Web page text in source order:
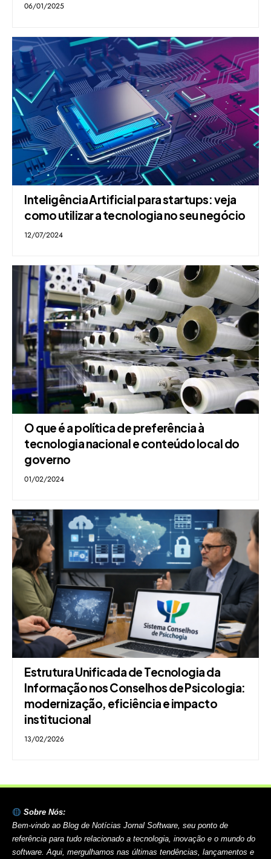
06/01/2025
Inteligência Artificial para startups: veja
como utilizar a tecnologia no seu negócio
12/07/2024
O que é a política de preferência à
tecnologia nacional e conteúdo local do
governo
01/02/2024
Estrutura Unificada de Tecnologia da
Informação nos Conselhos de Psicologia:
modernização, eficiência e impacto
institucional
13/02/2026
Sobre Nós:
Bem-vindo ao Blog de Notícias Jornal Software, seu ponto de
referência para tudo relacionado a tecnologia, inovação e o mundo do
software. Aqui, mergulhamos nas últimas tendências, lançamentos e